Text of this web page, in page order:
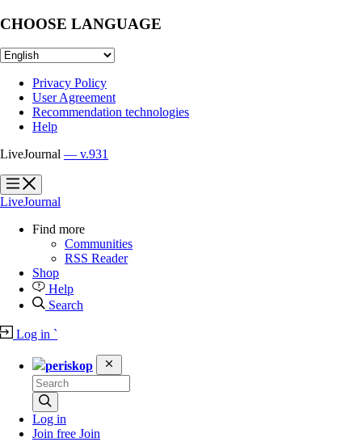
CHOOSE LANGUAGE
Privacy Policy
User Agreement
Recommendation technologies
Help
LiveJournal — v.931
?
?
LiveJournal
Find more
Communities
RSS Reader
Shop
Help
Search
Log in `
periskop
Log in
Join free Join